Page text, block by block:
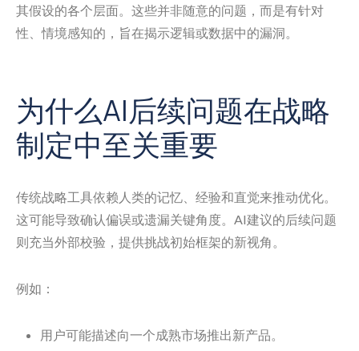
其假设的各个层面。这些并非随意的问题，而是有针对
性、情境感知的，旨在揭示逻辑或数据中的漏洞。
为什么AI后续问题在战略
制定中至关重要
传统战略工具依赖人类的记忆、经验和直觉来推动优化。
这可能导致确认偏误或遗漏关键角度。AI建议的后续问题
则充当外部校验，提供挑战初始框架的新视角。
例如：
用户可能描述向一个成熟市场推出新产品。